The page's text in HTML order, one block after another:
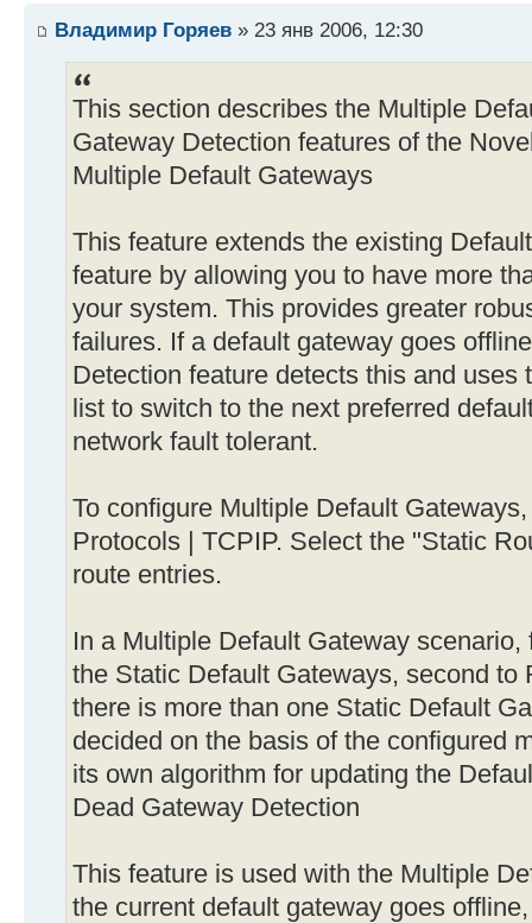
Владимир Горяев » 23 янв 2006, 12:30
This section describes the Multiple
Gateway Detection features of the
Multiple Default Gateways
This feature extends the existing
feature by allowing you to have more
your system. This provides greater
failures. If a default gateway goes
Detection feature detects this and uses
list to switch to the next preferred
network fault tolerant.
To configure Multiple Default
Protocols | TCPIP. Select the "Static
route entries.
In a Multiple Default Gateway
the Static Default Gateways, second to
there is more than one Static Default
decided on the basis of the configured
its own algorithm for updating the
Dead Gateway Detection
This feature is used with the Multiple
the current default gateway goes